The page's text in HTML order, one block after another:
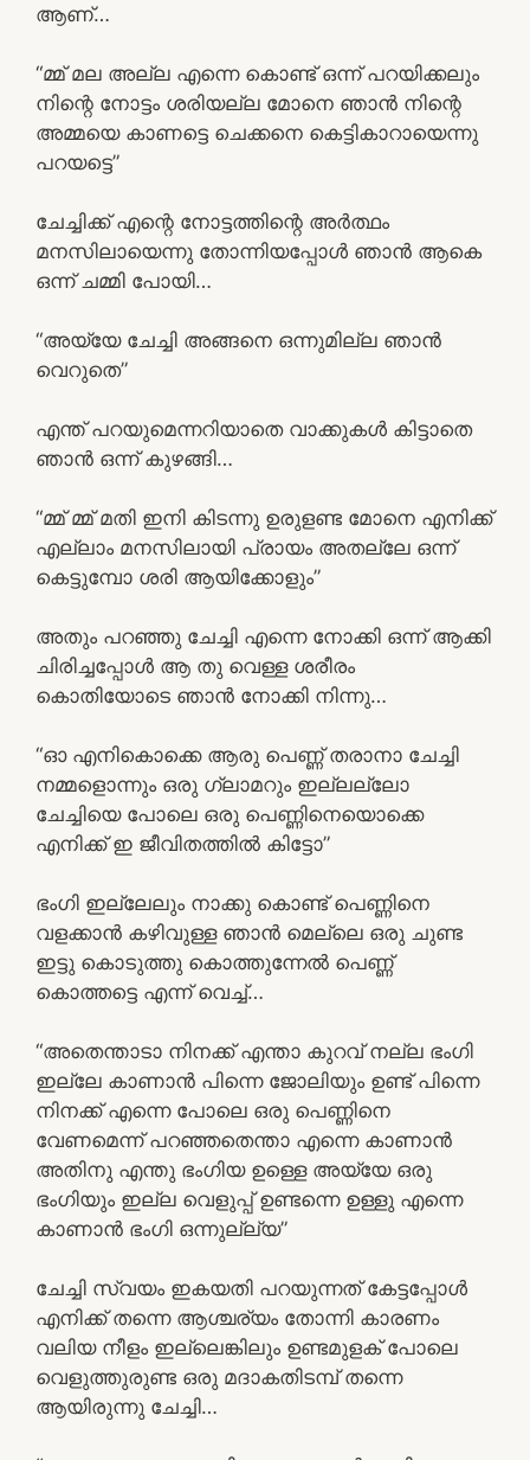
ആണ്…
“മ്മ് മല അല്ല എന്നെ കൊണ്ട് ഒന്ന് പറയിക്കലും
നിന്റെ നോട്ടം ശരിയല്ല മോനെ ഞാൻ നിന്റെ
അമ്മയെ കാണട്ടെ ചെക്കനെ കെട്ടികാറായെന്നു
പറയട്ടെ”
ചേച്ചിക്ക് എന്റെ നോട്ടത്തിന്റെ അർത്ഥം
മനസിലായെന്നു തോന്നിയപ്പോൾ ഞാൻ ആകെ
ഒന്ന് ചമ്മി പോയി…
“അയ്യേ ചേച്ചി അങ്ങനെ ഒന്നുമില്ല ഞാൻ
വെറുതെ”
എന്ത് പറയുമെന്നറിയാതെ വാക്കുകൾ കിട്ടാതെ
ഞാൻ ഒന്ന് കുഴങ്ങി…
“മ്മ് മ്മ് മതി ഇനി കിടന്നു ഉരുളണ്ട മോനെ എനിക്ക്
എല്ലാം മനസിലായി പ്രായം അതല്ലേ ഒന്ന്
കെട്ടുമ്പോ ശരി ആയിക്കോളും”
അതും പറഞ്ഞു ചേച്ചി എന്നെ നോക്കി ഒന്ന് ആക്കി
ചിരിച്ചപ്പോൾ ആ തു വെള്ള ശരീരം
കൊതിയോടെ ഞാൻ നോക്കി നിന്നു…
“ഓ എനികൊക്കെ ആരു പെണ്ണ് തരാനാ ചേച്ചി
നമ്മളൊന്നും ഒരു ഗ്ലാമറും ഇല്ലല്ലോ
ചേച്ചിയെ പോലെ ഒരു പെണ്ണിനെയൊക്കെ
എനിക്ക് ഇ ജീവിതത്തിൽ കിട്ടോ”
ഭംഗി ഇല്ലേലും നാക്കു കൊണ്ട് പെണ്ണിനെ
വളക്കാൻ കഴിവുള്ള ഞാൻ മെല്ലെ ഒരു ചുണ്ട
ഇട്ടു കൊടുത്തു കൊത്തുന്നേൽ പെണ്ണ്
കൊത്തട്ടെ എന്ന് വെച്ച്…
“അതെന്താടാ നിനക്ക് എന്താ കുറവ് നല്ല ഭംഗി
ഇല്ലേ കാണാൻ പിന്നെ ജോലിയും ഉണ്ട് പിന്നെ
നിനക്ക് എന്നെ പോലെ ഒരു പെണ്ണിനെ
വേണമെന്ന് പറഞ്ഞതെന്താ എന്നെ കാണാൻ
അതിനു എന്തു ഭംഗിയ ഉള്ളെ അയ്യേ ഒരു
ഭംഗിയും ഇല്ല വെളുപ്പ് ഉണ്ടന്നെ ഉള്ളു എന്നെ
കാണാൻ ഭംഗി ഒന്നുല്ല്യ”
ചേച്ചി സ്വയം ഇകയതി പറയുന്നത് കേട്ടപ്പോൾ
എനിക്ക് തന്നെ ആശ്ചര്യം തോന്നി കാരണം
വലിയ നീളം ഇല്ലെങ്കിലും ഉണ്ടമുളക് പോലെ
വെളുത്തുരുണ്ട ഒരു മദാകതിടമ്പ് തന്നെ
ആയിരുന്നു ചേച്ചി…